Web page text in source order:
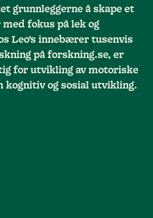
grunnleggerne å skape et
fokus på lek og
Leo’s innebærer tusenvis
på forskning.se, er
for utvikling av motoriske
kognitiv og sosial utvikling.